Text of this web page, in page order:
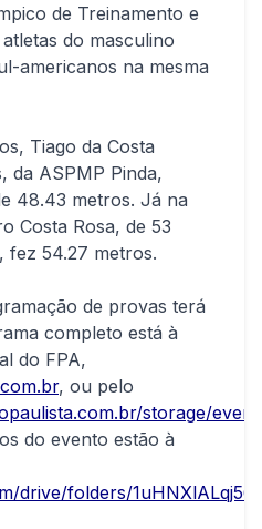
de Treinamento e
do masculino
americanos na mesma
Tiago da Costa
da ASPMP Pinda,
48.43 metros. Já na
Costa Rosa, de 53
fez 54.27 metros.
de provas terá
completo está à
do FPA,
, ou pelo
storage/
do evento estão à
drive/folders/